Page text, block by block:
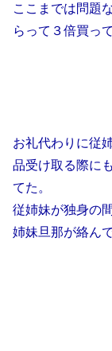
ここまでは問題
らって３倍買って
お礼代わりに従
品受け取る際に
てた。
従姉妹が独身の
姉妹旦那が絡ん